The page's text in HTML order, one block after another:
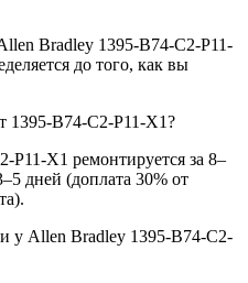
Bradley 1395-B74-C2-P11-
до того, как вы
1395-B74-C2-P11-X1?
X1 ремонтируется за 8–
дней (доплата 30% от
у Allen Bradley 1395-B74-C2-